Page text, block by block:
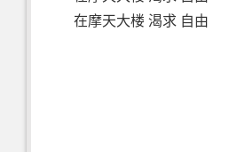
在摩天大楼 渴求 自由